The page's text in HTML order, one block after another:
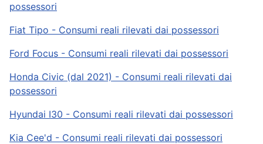
possessori
Fiat Tipo - Consumi reali rilevati dai possessori
Ford Focus - Consumi reali rilevati dai possessori
Honda Civic (dal 2021) - Consumi reali rilevati dai
possessori
Hyundai I30 - Consumi reali rilevati dai possessori
Kia Cee'd - Consumi reali rilevati dai possessori